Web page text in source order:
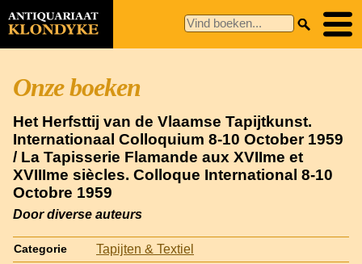
Onze boeken
Het Herfsttij van de Vlaamse Tapijtkunst.
Internationaal Colloquium 8-10 October 1959
/ La Tapisserie Flamande aux XVIIme et
XVIIIme siècles. Colloque International 8-10
Octobre 1959
Door diverse auteurs
Categorie Tapijten & Textiel